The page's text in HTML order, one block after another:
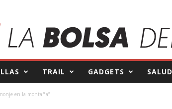
TRAIL GADGETS SALUD
en la montaña”